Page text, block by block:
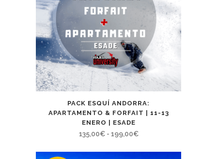
PACK ESQUÍ ANDORRA:
APARTAMENTO & FORFAIT | 11-13
ENERO | ESADE
135,00€ - 199,00€Rango